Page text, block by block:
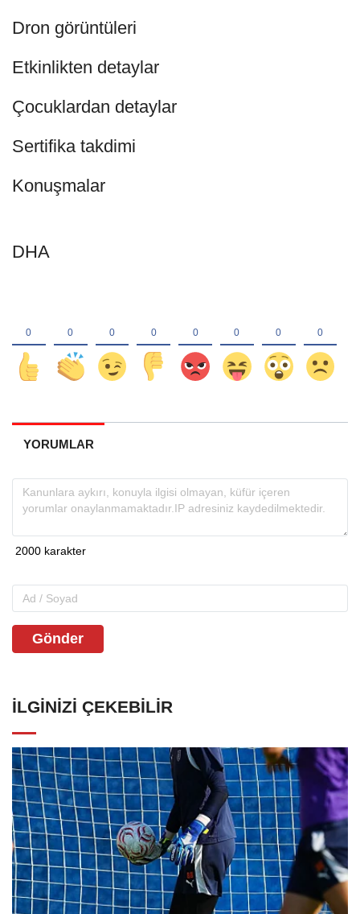
Dron görüntüleri
Etkinlikten detaylar
Çocuklardan detaylar
Sertifika takdimi
Konuşmalar
DHA
YORUMLAR
Gönder
İLGINIZI ÇEKEBILIR